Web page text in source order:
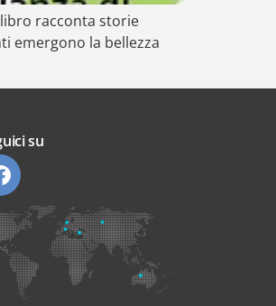
racconta storie
emergono la bellezza
su